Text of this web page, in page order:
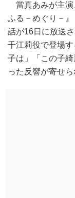
當真あみが主演
ふる－めぐり－
話が16日に放送
千江莉役で登場
子は」「この子
った反響が寄せら